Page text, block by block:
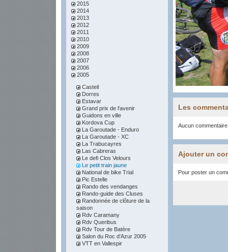
2015
2014
2013
2012
2011
2010
2009
2008
2007
2006
2005
Casteil
Dorres
Estavar
Grand prix de l'avenir
Guidons en ville
Kordova Cup
La Garoutade - Enduro
La Garoutade - XC
La Trabucayres
Las Cabreras
Le defi Clos Velours
Le petit train jaune
National de bike Trial
Pic Estelle
Rando des vendanges
Rando-guide des Cluses
Randonnée de clôture de la
saison
Rdv Caramany
Rdv Queribus
Rdv Tour de Batère
Salon du Roc d'Azur 2005
VTT en Vallespir
Les
Aucun
Ajouter un
Pour poster un